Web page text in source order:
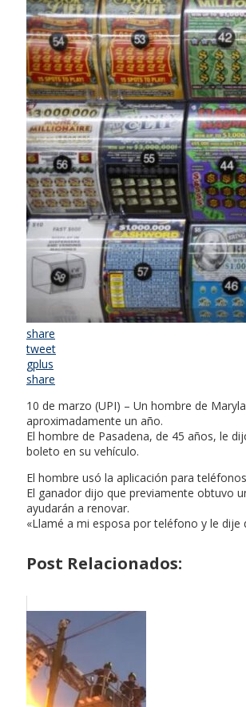
share
tweet
gplus
share
10 de marzo (UPI) – Un hombre de
aproximadamente un año.
El hombre de Pasadena, de 45 años, le
boleto en su vehículo.
El hombre usó la aplicación para
El ganador dijo que previamente obtuvo
ayudarán a renovar.
«Llamé a mi esposa por teléfono y le
Post Relacionados: